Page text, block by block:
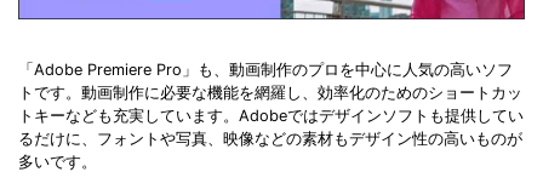
「Adobe Premiere Pro」も、動画制作のプロを中心に人気の高いソフ
トです。動画制作に必要な機能を網羅し、効率化のためのショートカッ
トキーなども充実しています。Adobeではデザインソフトも提供してい
るだけに、フォントや写真、映像などの素材もデザイン性の高いものが
多いです。